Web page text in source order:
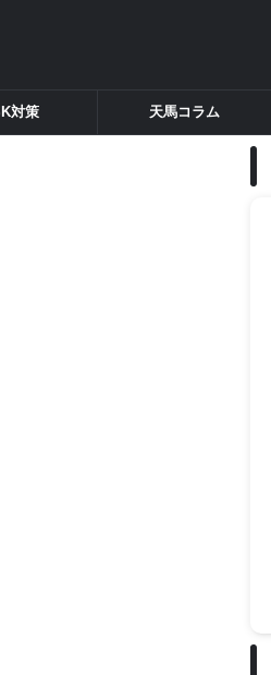
対策 天馬コラム